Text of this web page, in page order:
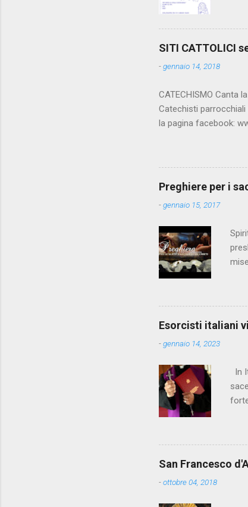
SITI CATTOLICI
-gennaio 14, 2018
CATECHISMO Canta
Catechisti
la pagina facebook:
Luciani, oroscopo...
www.vatican.va/
www.vatican.va/
Imma , ...
Preghiere per i
-gennaio 15, 2017
se
Esorcisti italiani
-gennaio 14, 2023
In
gli
San Francesco
-ottobre 04, 2018